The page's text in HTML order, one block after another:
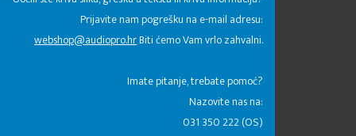
Prijavite nam pogrešku na e-mail adresu:
webshop@audiopro.hrBiti ćemo Vam vrlo zahvalni.
​Imate pitanje, trebate pomoć?
Nazovite nas na:
031 350 222 (OS)